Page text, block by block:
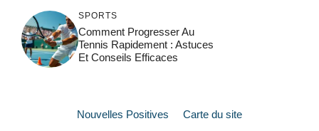
SPORTS
Comment Progresser Au
Tennis Rapidement : Astuces
Et Conseils Efficaces
Nouvelles Positives Carte du site